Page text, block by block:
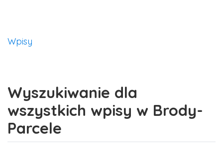
Wpisy
Wyszukiwanie dla
wszystkich wpisy w Brody-
Parcele